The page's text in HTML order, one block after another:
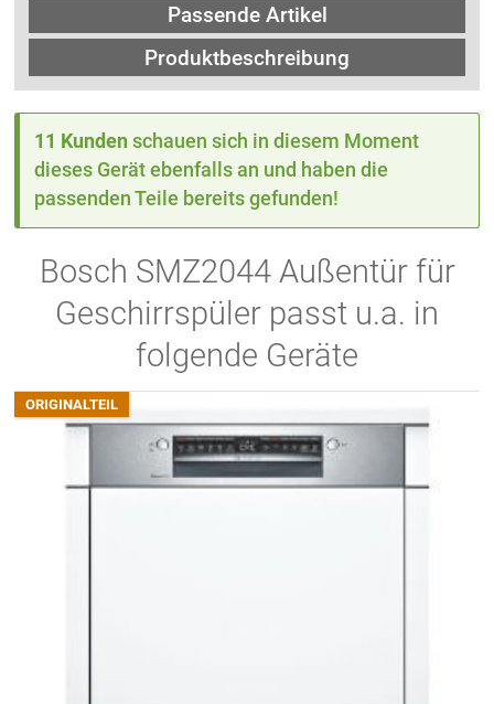
Passende Artikel
Produktbeschreibung
11 Kunden schauen sich in diesem Moment
dieses Gerät ebenfalls an und haben die
passenden Teile bereits gefunden!
Bosch SMZ2044 Außentür für
Geschirrspüler passt u.a. in
folgende Geräte